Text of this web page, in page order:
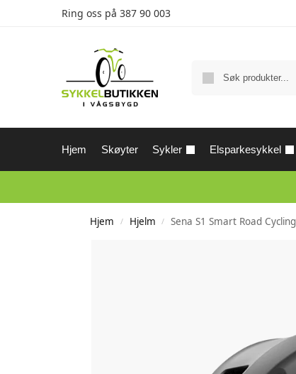
Ring oss på 387 90 003
Hjem Skøyter Sykler Elsparkesykkel
Hjem / Hjelm / Sena S1 Smart Road